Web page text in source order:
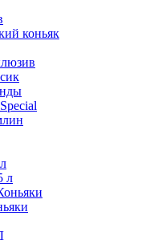
коньяк
л